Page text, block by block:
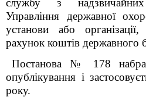
службу з
Управління державної
установи або
рахунок коштів державного
Постанова № 178
опублікування і
року.